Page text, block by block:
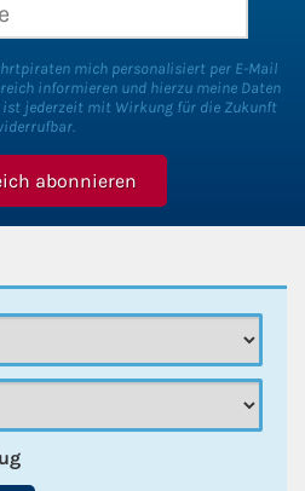
mich personalisiert per E-Mail
informieren und hierzu meine Daten
ist jederzeit mit Wirkung für die Zukunft